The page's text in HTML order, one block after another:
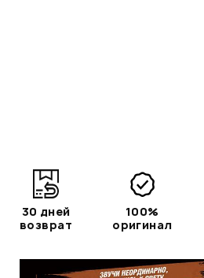
30 дней
возврат
100%
оригинал